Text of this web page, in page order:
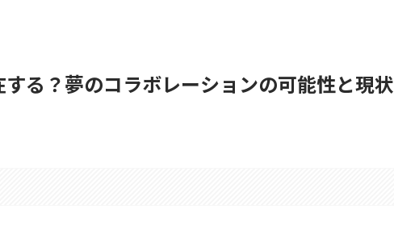
る？夢のコラボレーションの可能性と現状